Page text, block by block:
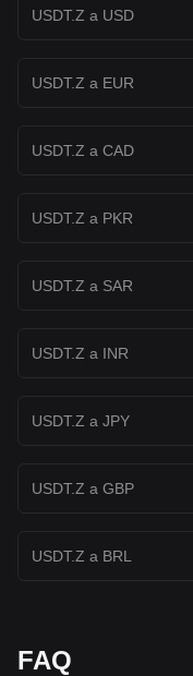
USDT.Z a USD
USDT.Z a EUR
USDT.Z a CAD
USDT.Z a PKR
USDT.Z a SAR
USDT.Z a INR
USDT.Z a JPY
USDT.Z a GBP
USDT.Z a BRL
FAQ